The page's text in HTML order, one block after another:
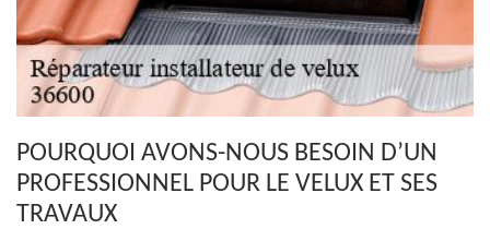
POURQUOI AVONS-NOUS BESOIN D’UN
PROFESSIONNEL POUR LE VELUX ET SES
TRAVAUX